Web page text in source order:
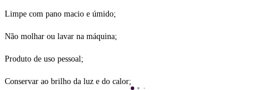
Limpe com pano macio e úmido;
Não molhar ou lavar na máquina;
Produto de uso pessoal;
Conservar ao brilho da luz e do calor;